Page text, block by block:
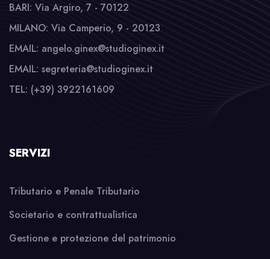
BARI: Via Argiro, 7 - 70122
MILANO: Via Camperio, 9 - 20123
EMAIL: angelo.ginex@studioginex.it
EMAIL: segreteria@studioginex.it
TEL: (+39) 3922161609
SERVIZI
Tributario e Penale Tributario
Societario e contrattualistica
Gestione e protezione del patrimonio